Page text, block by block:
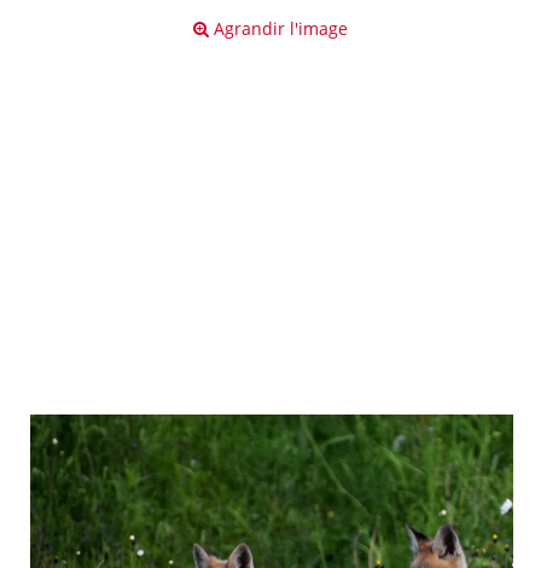
Agrandir l'image